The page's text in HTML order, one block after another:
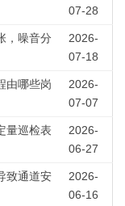
07-28
，噪音分
2026-
07-18
由哪些岗
2026-
07-07
量巡检表
2026-
06-27
致通道安
2026-
06-16